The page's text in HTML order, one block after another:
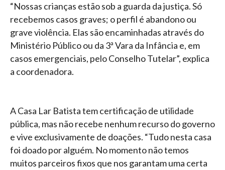
“Nossas crianças estão sob a guarda da justiça. Só
recebemos casos graves; o perfil é abandono ou
grave violência. Elas são encaminhadas através do
Ministério Público ou da 3ª Vara da Infância e, em
casos emergenciais, pelo Conselho Tutelar”, explica
a coordenadora.
A Casa Lar Batista tem certificação de utilidade
pública, mas não recebe nenhum recurso do governo
e vive exclusivamente de doações. “Tudo nesta casa
foi doado por alguém. No momento não temos
muitos parceiros fixos que nos garantam uma certa